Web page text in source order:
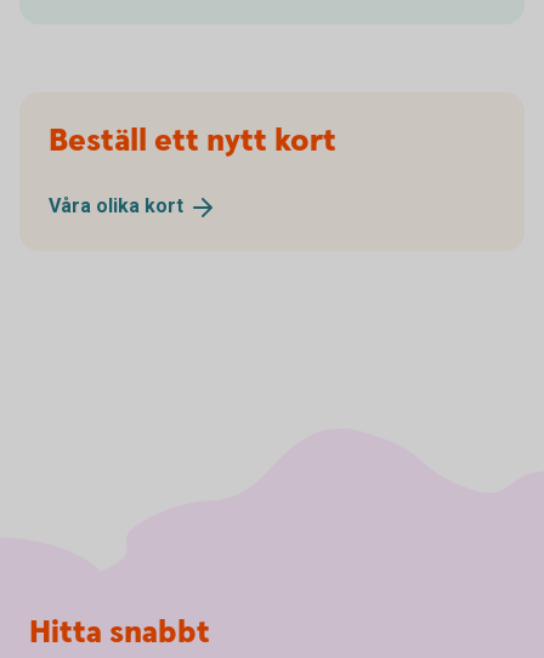
Beställ ett nytt kort
Våra olika kort
Sidfot
Hitta snabbt